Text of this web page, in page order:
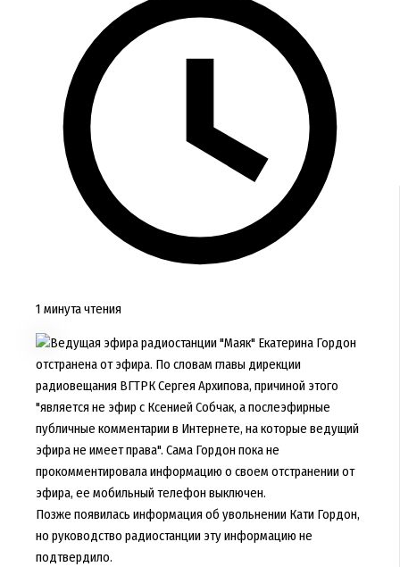
1 минута чтения
Ведущая эфира радиостанции "Маяк" Екатерина Гордон
отстранена от эфира. По словам главы дирекции
радиовещания ВГТРК Сергея Архипова, причиной этого
"является не эфир с Ксенией Собчак, а послеэфирные
публичные комментарии в Интернете, на которые ведущий
эфира не имеет права". Сама Гордон пока не
прокомментировала информацию о своем отстранении от
эфира, ее мобильный телефон выключен.
Позже появилась информация об увольнении Кати Гордон,
но руководство радиостанции эту информацию не
подтвердило.